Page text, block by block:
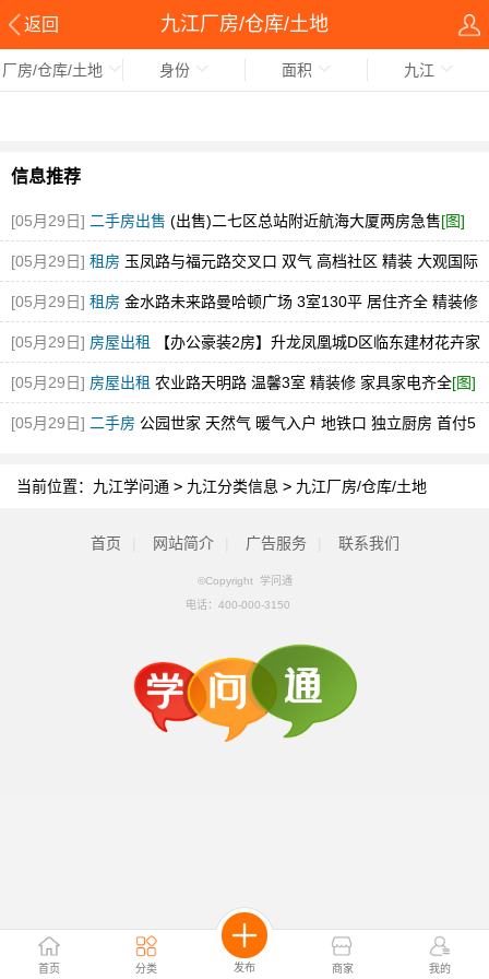
返回 九江厂房/仓库/土地
首页 分类 发布 商家 我的
厂房/仓库/土地 身份 面积 九江
信息推荐
[05月29日] 二手房出售 (出售)二七区总站附近航海大厦两房急售[图]
[05月29日] 租房 玉凤路与福元路交叉口 双气 高档社区 精装 大观国际
[图]
[05月29日] 租房 金水路未来路曼哈顿广场 3室130平 居住齐全 精装修
随时看[图]
[05月29日] 房屋出租 【办公豪装2房】升龙凤凰城D区临东建材花卉家
电市场中博旁急租[图]
[05月29日] 房屋出租 农业路天明路 温馨3室 精装修 家具家电齐全[图]
[05月29日] 二手房 公园世家 天然气 暖气入户 地铁口 独立厨房 首付5
当前位置： 九江学问通 > 九江分类信息 > 九江厂房/仓库/土地
首页 网站简介 广告服务 联系我们
©Copyright 学问通
电话： 400-000-3150